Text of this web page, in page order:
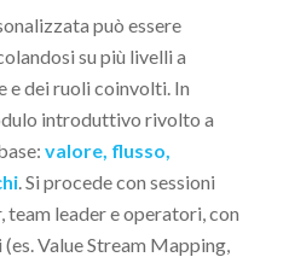
può essere
su più livelli a
e dei ruoli coinvolti. In
introduttivo rivolto a
valore, flusso,
. Si procede con sessioni
team leader e operatori, con
Value Stream Mapping,